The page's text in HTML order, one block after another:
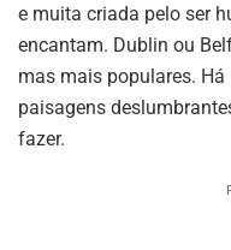
e muita criada pelo ser
encantam. Dublin ou
mas mais populares.
paisagens
fazer.